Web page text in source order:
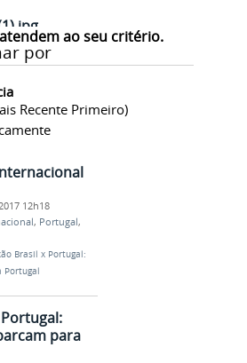
ao seu critério.
por
Recente Primeiro)
10h38
conversa com alunos
Portugal
12h18
, Portugal,
Brasil x Portugal:
Portugal
para